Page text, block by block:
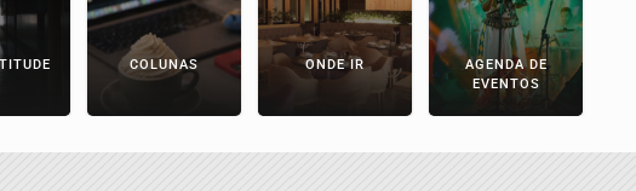
COLUNAS ONDE IR
AGENDA DE
EVENTOS